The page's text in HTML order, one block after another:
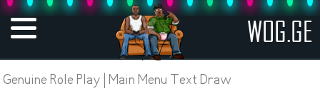
WOG.GE
Genuine Role Play | Main Menu Text Draw